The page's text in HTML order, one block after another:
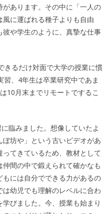
あります。その中に「一人の
に運ばれる種子よりも自由
や学生のように、真摯な仕事
きるだけ対面で大学の授業に慣
、4年生は卒業研究中であま
10月末までリモートでするこ
臨みました。想像していたよ
坊や」という古いビデオがあ
てきているため、教材として
間の中で鍛えられて確かなも
には自分でできる力があるの
幼児でも理解のレベルに合わ
びました。今、授業も始まり